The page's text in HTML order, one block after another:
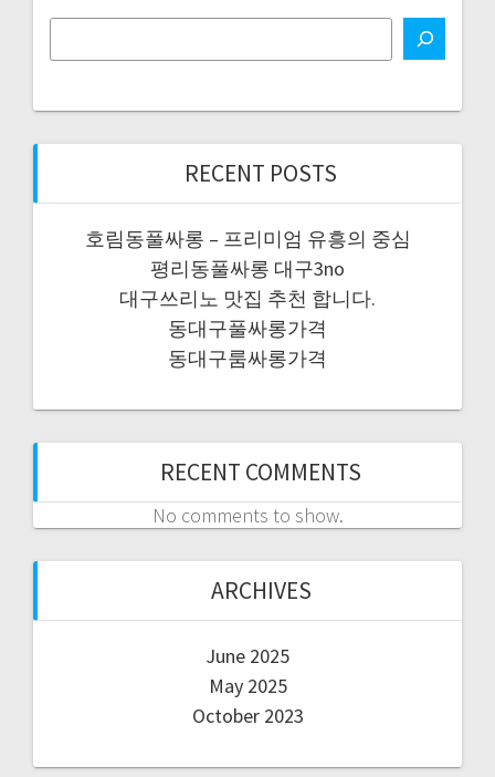
RECENT POSTS
호림동풀싸롱 – 프리미엄 유흥의 중심
평리동풀싸롱 대구3no
대구쓰리노 맛집 추천 합니다.
동대구풀싸롱가격
동대구룸싸롱가격
RECENT COMMENTS
No comments to show.
ARCHIVES
June 2025
May 2025
October 2023